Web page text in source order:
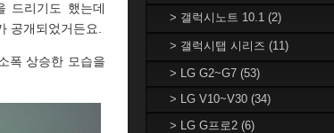
드리기도 했는데
공개되었거든요.
폭 상승한 모습을
> 갤럭시노트 10.1 (2)
> 갤럭시탭 시리즈 (11)
> LG G2~G7 (53)
> LG V10~V30 (34)
> LG G프로2 (6)